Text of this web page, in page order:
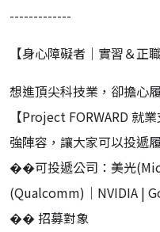
-------------
【身心障礙者｜實習＆正
想進頂尖科技業，卻擔心
【Project FORWARD 就
強陣容，讓大家可以投遞
��可投遞公司：美光
(Qualcomm)｜NVIDIA |
�� 招募對象